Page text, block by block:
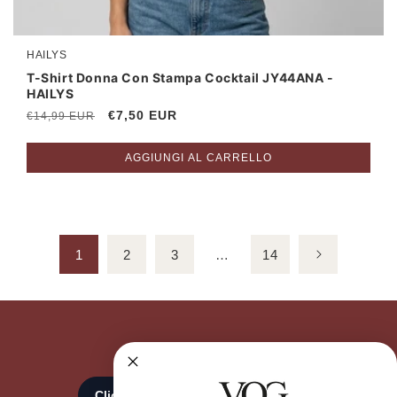
Produttore:
HAILYS
T-Shirt Donna Con Stampa Cocktail JY44ANA -
HAILYS
Prezzo
€14,99 EUR
Prezzo
€7,50 EUR
AGGIUNGI AL CARRELLO
1 2 3 … 14